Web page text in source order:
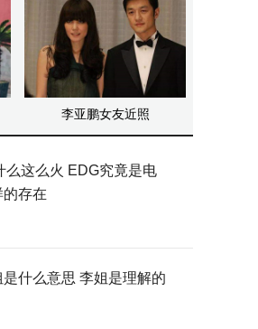
李亚鹏女友近照
么这么火 EDG究竟是电
存在
什么意思 李姐是理解的